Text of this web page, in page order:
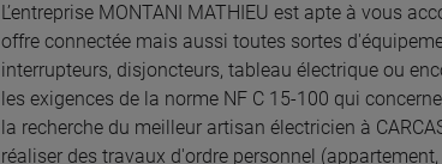
L’entreprise MONTANI MATHIEU est apte à vous
offre connectée mais aussi toutes sortes
interrupteurs, disjoncteurs, tableau électrique ou
les exigences de la norme NF C 15-100 qui
la recherche du meilleur artisan électricien à
réaliser des travaux d'ordre personnel